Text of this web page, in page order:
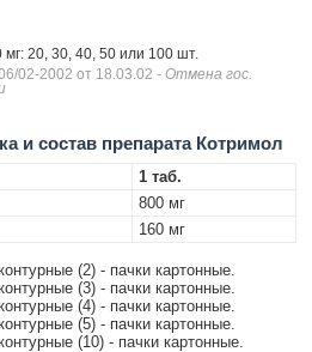
мг: 20, 30, 40, 50 или 100 шт.
02-2002 от 18.03.02 - Отмена гос.
и состав препарата Котримол
1 таб.
800 мг
160 мг
(2) - пачки картонные.
(3) - пачки картонные.
(4) - пачки картонные.
(5) - пачки картонные.
(10) - пачки картонные.